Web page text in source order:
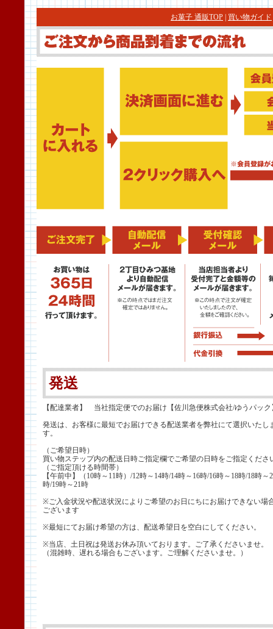
お菓子 通販TOP 買い物ガイド
発送
【配達業者】 当社指定便でのお届け【佐川急便株式会社/ゆうパック
発送は、お客様に最短でお届けできる配送業者を弊社にて選択いたし
す。
（ご希望日時）
買い物ステップ内の配送日時ご指定欄でご希望の日時をご指定くださ
（ご指定頂ける時間帯）
【午前中】（10時～11時）/12時～14時/14時～16時/16時～18時/18時～
時/19時～21時
※ご入金状況や配送状況によりご希望のお日にちにお届けできない場
ございます
※最短にてお届け希望の方は、配送希望日を空白にしてください。
※当店、土日祝は発送お休み頂いております。ご了承くださいませ。
（混雑時、遅れる場合もございます。ご理解くださいませ。）